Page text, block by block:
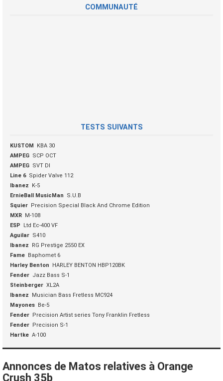
COMMUNAUTÉ
TESTS SUIVANTS
KUSTOM
KBA 30
AMPEG SCP OCT
AMPEG SVT DI
Line 6 Spider Valve 112
Ibanez
K-5
ErnieBall MusicMan
S.U.B
Squier Precision Special Black And Chrome Edition
MXR M-108
ESP
Ltd Ec-400 VF
Aguilar S410
Ibanez
RG Prestige 2550 EX
Fame Baphomet 6
Harley Benton
HARLEY BENTON HBP120BK
Fender Jazz Bass S-1
Steinberger XL2A
Ibanez
Musician Bass Fretless MC924
Mayones Be-5
Fender Precision Artist series Tony Franklin Fretless
Fender Precision S-1
Hartke A-100
Annonces de Matos relatives à Orange
Crush 35b